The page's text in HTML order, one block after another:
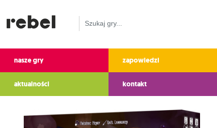
nasze gry zapowiedzi
aktualności kontakt